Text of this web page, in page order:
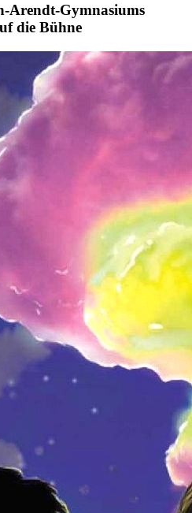
Arendt-Gymnasiums
die Bühne